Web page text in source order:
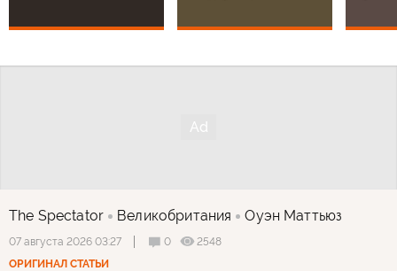
The Spectator Великобритания Оуэн Маттьюз
07 августа 2026 03:27 0
2548
ОРИГИНАЛ СТАТЬИ